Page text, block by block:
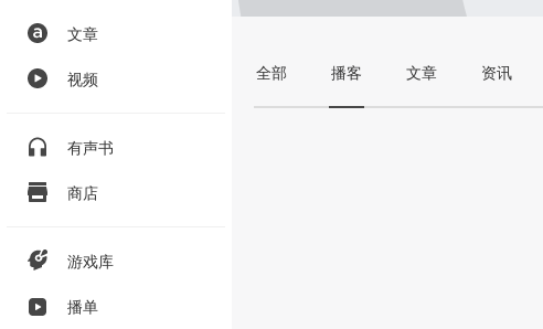
文章
视频
有声书
商店
游戏库
播单
全部 播客 文章 资讯